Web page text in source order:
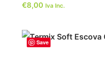
€8,00 Iva Inc.
Save